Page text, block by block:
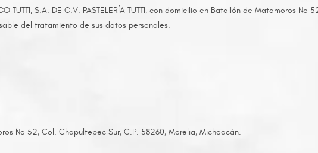
TUTTI, S.A. DE C.V. PASTELERÍA TUTTI, con domicilio en Batallón de Matamoros
del tratamiento de sus datos personales.
No 52, Col. Chapultepec Sur, C.P. 58260, Morelia, Michoacán.